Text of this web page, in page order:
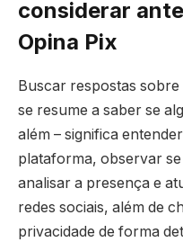
considerar
Opina Pix
Buscar respostas sobre
se resume a saber se
além – significa
plataforma, observar
analisar a presença e
redes sociais, além de
privacidade de forma